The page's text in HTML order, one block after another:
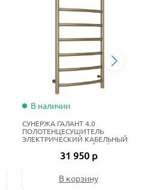
В наличии
СУНЕРЖА ГАЛАНТ 4.0
ПОЛОТЕНЦЕСУШИТЕЛЬ
ЭЛЕКТРИЧЕСКИЙ КАБЕЛЬНЫЙ
100Х50 СМ ЗОЛОТОЙ ШЁЛК
31 950 р
В корзину